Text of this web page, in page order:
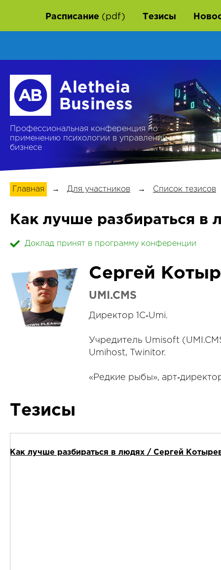
Расписание (pdf) Тезисы
Профессиональная конференция по
применению психологии в управлении и
бизнесе
Главная → Для участников → Список тезисов
Как лучше разбираться в
Доклад принят в программу конференции
Сергей
UMI.CMS
Директор 1C‑Umi.
Учредитель Umisoft
Umihost, Twinitor.
«Редкие рыбы»,
Тезисы
Как лучше разбираться в людях / Сергей